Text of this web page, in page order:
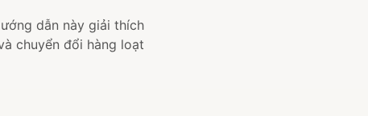
dẫn này giải thích
chuyển đổi hàng loạt